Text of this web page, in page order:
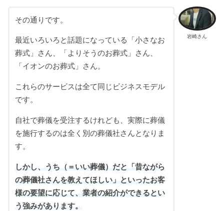
岩崎さん
その通りです。
最近いろいろと話題になっている「小さなお
葬式」さん、「よりそうのお葬式」さん、
「イオンのお葬式」さん。
これらのサービスは全て同じビジネスモデル
です。
自社で葬儀を受注するけれども、実際に葬儀
を施行するのは全く別の葬儀社さんとなりま
す。
しかし、うち（＝いい葬儀）だと「昔ながら
の葬儀社さんを教えてほしい」といったお客
様の要望に応じて、業者の紹介ができるとい
う強みがあります。